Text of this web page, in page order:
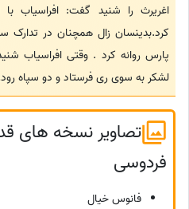
اغریرث را شنید گفت: افراسیاب
کرد.بدینسان زال همچنان در تدارک
پارس روانه کرد . وقتی افراسیاب
لشکر به سوی ری فرستاد و دو سپاه
تصاویر نسخه های
فردوسی
فانوس خیال